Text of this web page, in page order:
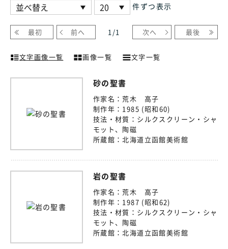
件ずつ表示
最初 前へ 1 /1 次へ 最後
文字画像一覧 画像一覧 文字一覧
砂の聖書
作家名：荒木 高子
制作年： 1985 (昭和60)
技法・材質： シルクスクリーン・シャ
モット、陶磁
所蔵館：北海道立函館美術館
岩の聖書
作家名：荒木 高子
制作年： 1987 (昭和62)
技法・材質： シルクスクリーン・シャ
モット、陶磁
所蔵館： 北海道立函館美術館